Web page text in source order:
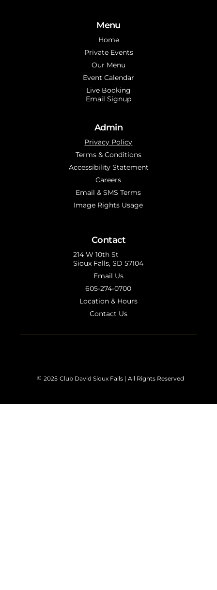
© 2025 Club David Sioux Falls | All Rights Reserved
Home
Private Events
Our Menu
Event Calendar
Live Booking
Email Signup
Menu
Careers
Terms & Conditions
Privacy Policy
Accessibility Statement
Email & SMS Terms
Image Rights Usage
Admin
214 W 10th St
Sioux Falls, SD 57104
Email Us
605-274-0700
Location & Hours
Contact Us
Contact